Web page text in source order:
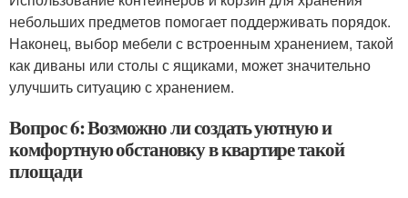
небольших предметов помогает поддерживать порядок.
Наконец, выбор мебели с встроенным хранением, такой
как диваны или столы с ящиками, может значительно
улучшить ситуацию с хранением.
Вопрос 6: Возможно ли создать уютную и
комфортную обстановку в квартире такой
площади